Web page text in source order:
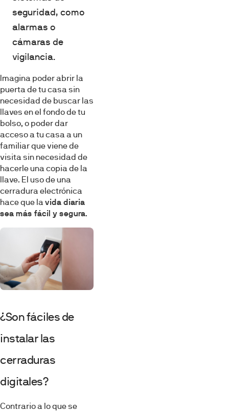
seguridad, como
alarmas o
cámaras de
vigilancia.
Imagina poder abrir la
puerta de tu casa sin
necesidad de buscar las
llaves en el fondo de tu
bolso, o poder dar
acceso a tu casa a un
familiar que viene de
visita sin necesidad de
hacerle una copia de la
llave. El uso de una
cerradura electrónica
hace que lavida diaria
sea más fácil y segura.
¿Son fáciles de
instalar las
cerraduras
digitales?
Contrario a lo que se